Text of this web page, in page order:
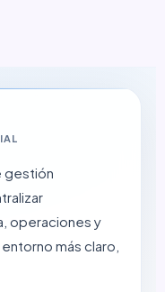
gestión
operaciones y
más claro,